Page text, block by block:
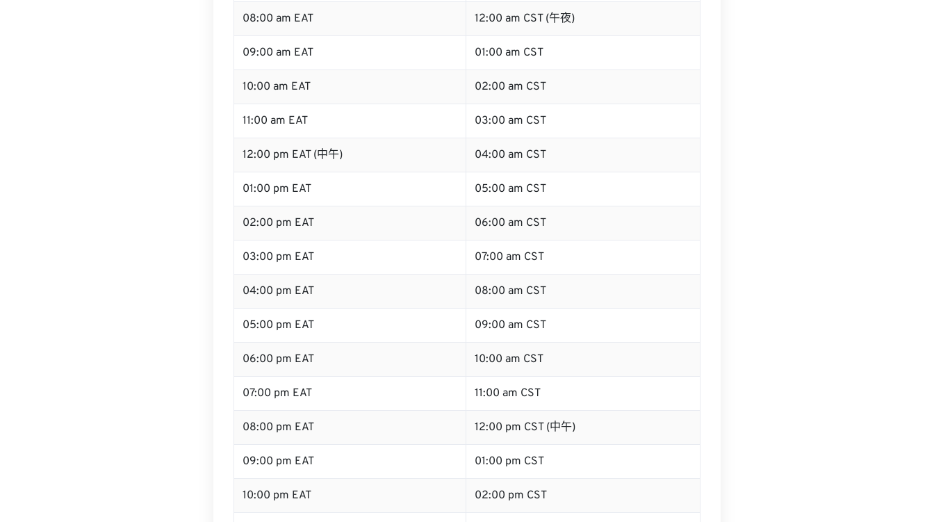
08:00 am EAT 12:00 am CST (午夜)
09:00 am EAT 01:00 am CST
10:00 am EAT 02:00 am CST
11:00 am EAT 03:00 am CST
12:00 pm EAT (中午) 04:00 am CST
01:00 pm EAT 05:00 am CST
02:00 pm EAT 06:00 am CST
03:00 pm EAT 07:00 am CST
04:00 pm EAT 08:00 am CST
05:00 pm EAT 09:00 am CST
06:00 pm EAT 10:00 am CST
07:00 pm EAT 11:00 am CST
08:00 pm EAT 12:00 pm CST (中午)
09:00 pm EAT 01:00 pm CST
10:00 pm EAT 02:00 pm CST